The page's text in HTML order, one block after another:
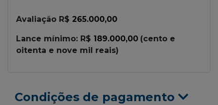
Avaliação R$ 265.000,00
Lance mínimo: R$ 189.000,00 (cento e
oitenta e nove mil reais)
Condições de pagamento